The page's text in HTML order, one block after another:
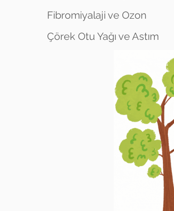
Fibromiyalaji ve Ozon
Çörek Otu Yağı ve Astım